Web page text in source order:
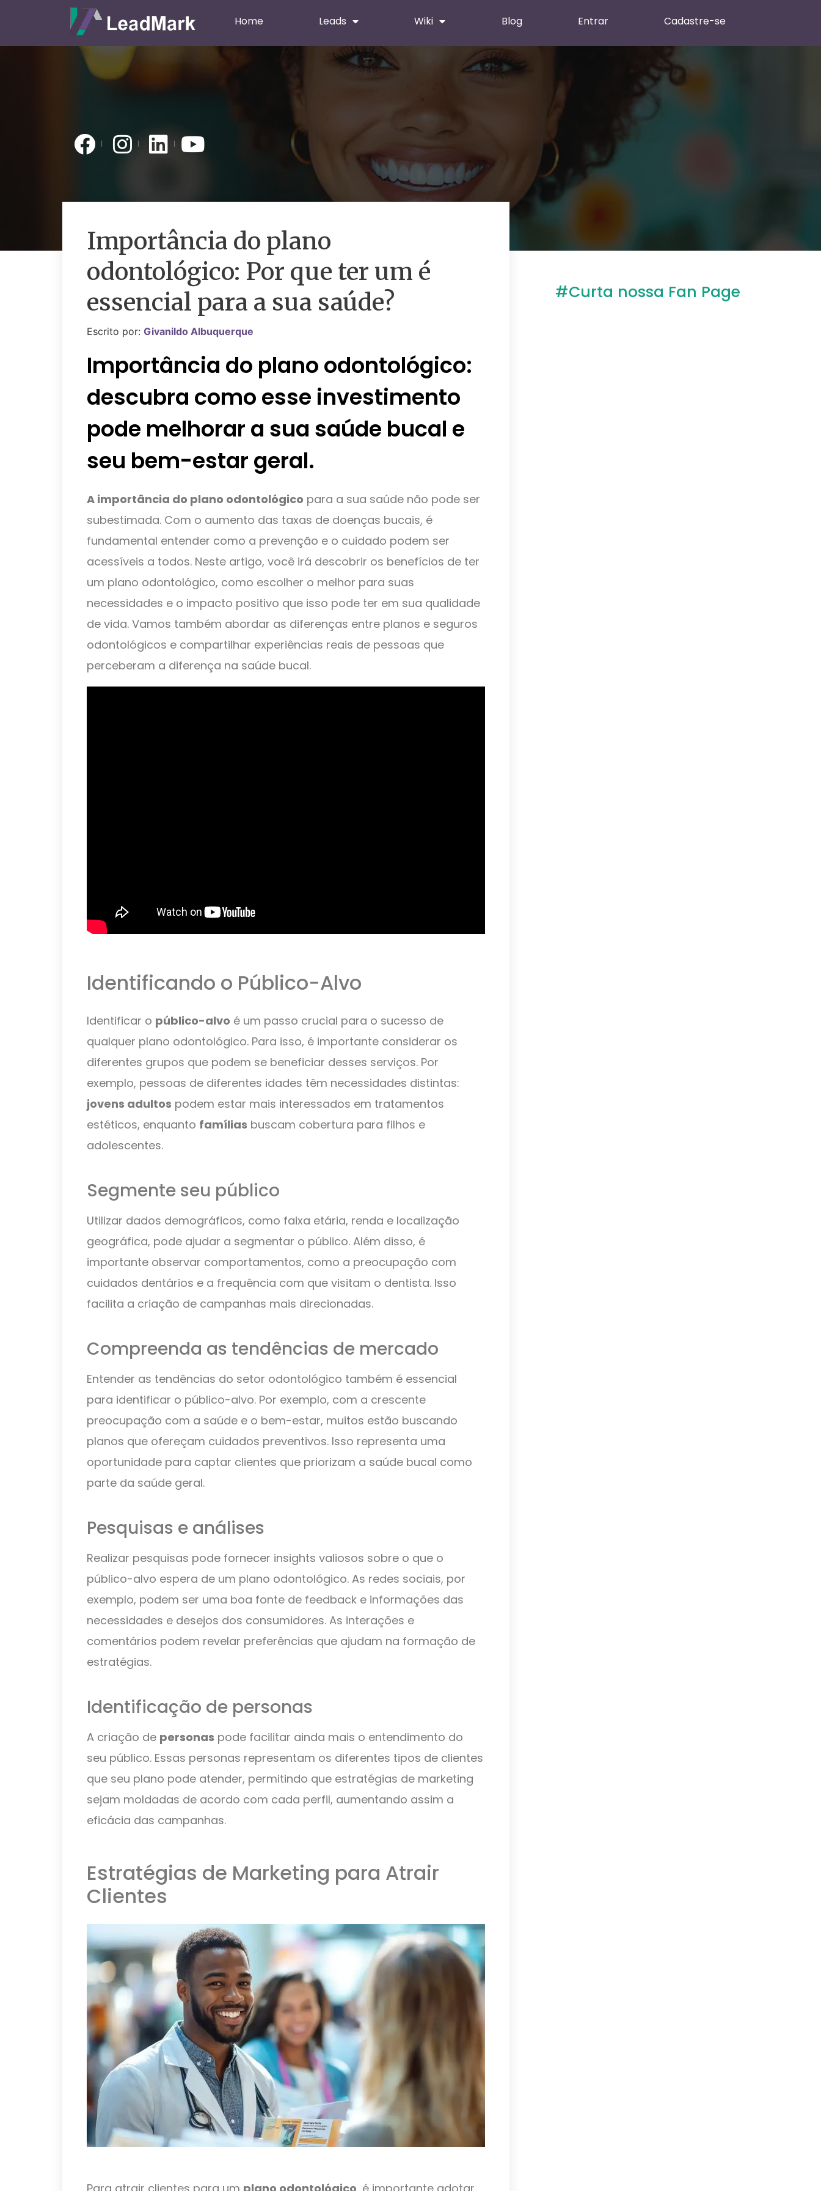
Home Leads Wiki Blog Entrar Cadastre-se
Importância do plano
odontológico: Por que ter um é
essencial para a sua saúde?
Escrito por: Givanildo Albuquerque
Importância do plano odontológico:
descubra como esse investimento
pode melhorar a sua saúde bucal e
seu bem-estar geral.
A importância do plano odontológico para a sua saúde não pode ser
subestimada. Com o aumento das taxas de doenças bucais, é
fundamental entender como a prevenção e o cuidado podem ser
acessíveis a todos. Neste artigo, você irá descobrir os benefícios de ter
um plano odontológico, como escolher o melhor para suas
necessidades e o impacto positivo que isso pode ter em sua qualidade
de vida. Vamos também abordar as diferenças entre planos e seguros
odontológicos e compartilhar experiências reais de pessoas que
perceberam a diferença na saúde bucal.
Identificando o Público-Alvo
Identificar o público-alvo é um passo crucial para o sucesso de
qualquer plano odontológico. Para isso, é importante considerar os
diferentes grupos que podem se beneficiar desses serviços. Por
exemplo, pessoas de diferentes idades têm necessidades distintas:
jovens adultos podem estar mais interessados em tratamentos
estéticos, enquanto famílias buscam cobertura para filhos e
adolescentes.
Segmente seu público
Utilizar dados demográficos, como faixa etária, renda e localização
geográfica, pode ajudar a segmentar o público. Além disso, é
importante observar comportamentos, como a preocupação com
cuidados dentários e a frequência com que visitam o dentista. Isso
facilita a criação de campanhas mais direcionadas.
Compreenda as tendências de mercado
Entender as tendências do setor odontológico também é essencial
para identificar o público-alvo. Por exemplo, com a crescente
preocupação com a saúde e o bem-estar, muitos estão buscando
planos que ofereçam cuidados preventivos. Isso representa uma
oportunidade para captar clientes que priorizam a saúde bucal como
parte da saúde geral.
Pesquisas e análises
Realizar pesquisas pode fornecer insights valiosos sobre o que o
público-alvo espera de um plano odontológico. As redes sociais, por
exemplo, podem ser uma boa fonte de feedback e informações das
necessidades e desejos dos consumidores. As interações e
comentários podem revelar preferências que ajudam na formação de
estratégias.
Identificação de personas
A criação de personas pode facilitar ainda mais o entendimento do
seu público. Essas personas representam os diferentes tipos de clientes
que seu plano pode atender, permitindo que estratégias de marketing
sejam moldadas de acordo com cada perfil, aumentando assim a
eficácia das campanhas.
Estratégias de Marketing para Atrair
Clientes
#Curta nossa Fan Page